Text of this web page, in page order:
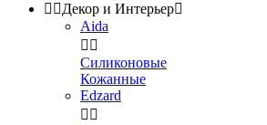
 Декор и Интерьер
Aida
 
Силиконовые
Кожанные
Edzard
 